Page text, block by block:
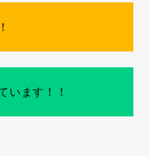
います！！